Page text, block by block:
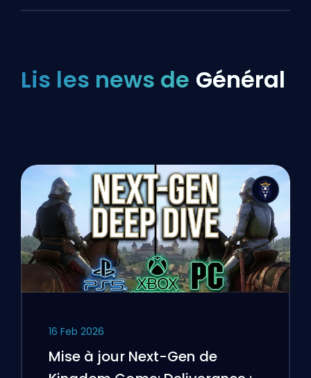
Lis les news de Général
16 Feb 2026
Mise à jour Next-Gen de